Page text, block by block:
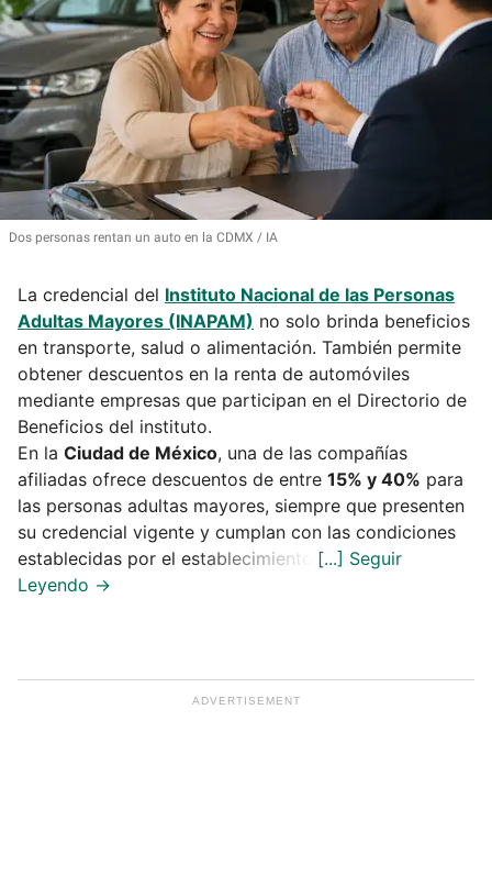
Dos personas rentan un auto en la CDMX IA
La credencial del Instituto Nacional de las Personas
Adultas Mayores (INAPAM) no solo brinda beneficios
en transporte, salud o alimentación. También permite
obtener descuentos en la renta de automóviles
mediante empresas que participan en el Directorio de
Beneficios del instituto.
En la Ciudad de México, una de las compañías
afiliadas ofrece descuentos de entre 15% y 40% para
las personas adultas mayores, siempre que presenten
su credencial vigente y cumplan con las condiciones
establecidas por el establecimiento.